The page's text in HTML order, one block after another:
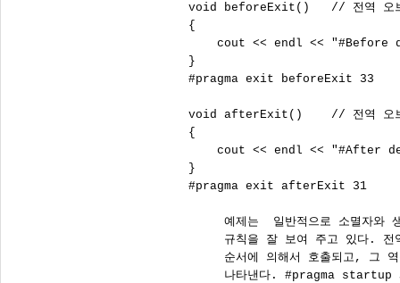
void beforeExit()   // 전역 오브
{
cout << endl << "#Before
}
#pragma exit beforeExit 33
void afterExit()    // 전역 오브
{
cout << endl << "#After
}
#pragma exit afterExit 31
예제는  일반적으로 소멸자와
규칙을 잘 보여 주고 있다. 전
순서에 의해서 호출되고, 그
나타낸다. #pragma startup